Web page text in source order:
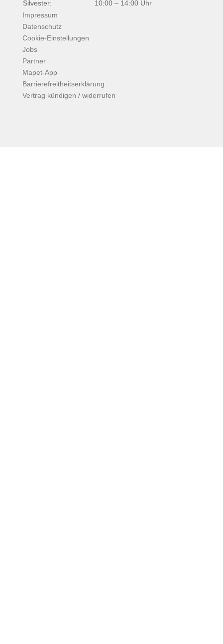
Silvester:
10:00 – 14:00 Uhr
Impressum
Datenschutz
Cookie-Einstellungen
Jobs
Partner
Mapet-App
Barrierefreitheitserklärung
Vertrag kündigen / widerrufen